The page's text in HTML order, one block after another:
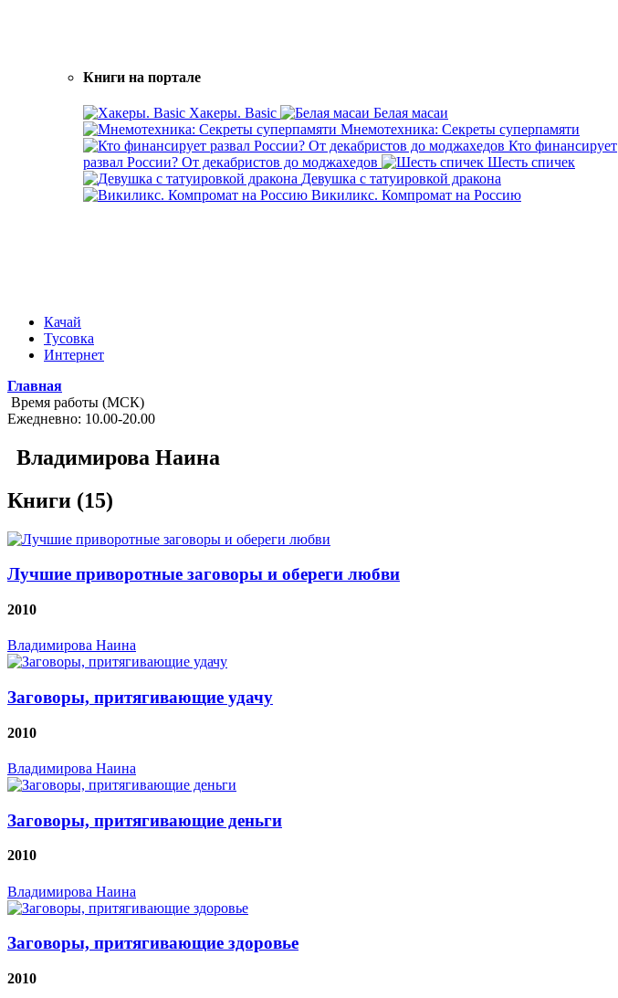
Книги на портале
Хакеры. Basic
Белая масаи
Мнемотехника: Секреты суперпамяти
Кто финансирует
развал России? От декабристов до моджахедов
Шесть спичек
Девушка с татуировкой дракона
Викиликс. Компромат на Россию
Качай
Тусовка
Интернет
Главная
Время работы (МСК)
Ежедневно: 10.00-20.00
Владимирова Наина
Книги (15)
Лучшие приворотные заговоры и обереги любви
2010
Владимирова Наина
Заговоры, притягивающие удачу
2010
Владимирова Наина
Заговоры, притягивающие деньги
2010
Владимирова Наина
Заговоры, притягивающие здоровье
2010